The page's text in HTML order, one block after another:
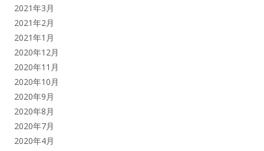
2021年3月
2021年2月
2021年1月
2020年12月
2020年11月
2020年10月
2020年9月
2020年8月
2020年7月
2020年4月